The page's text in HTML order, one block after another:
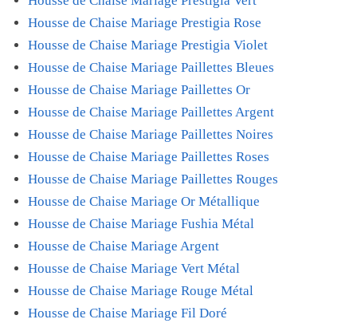
Housse de Chaise Mariage Prestigia Rose
Housse de Chaise Mariage Prestigia Violet
Housse de Chaise Mariage Paillettes Bleues
Housse de Chaise Mariage Paillettes Or
Housse de Chaise Mariage Paillettes Argent
Housse de Chaise Mariage Paillettes Noires
Housse de Chaise Mariage Paillettes Roses
Housse de Chaise Mariage Paillettes Rouges
Housse de Chaise Mariage Or Métallique
Housse de Chaise Mariage Fushia Métal
Housse de Chaise Mariage Argent
Housse de Chaise Mariage Vert Métal
Housse de Chaise Mariage Rouge Métal
Housse de Chaise Mariage Fil Doré